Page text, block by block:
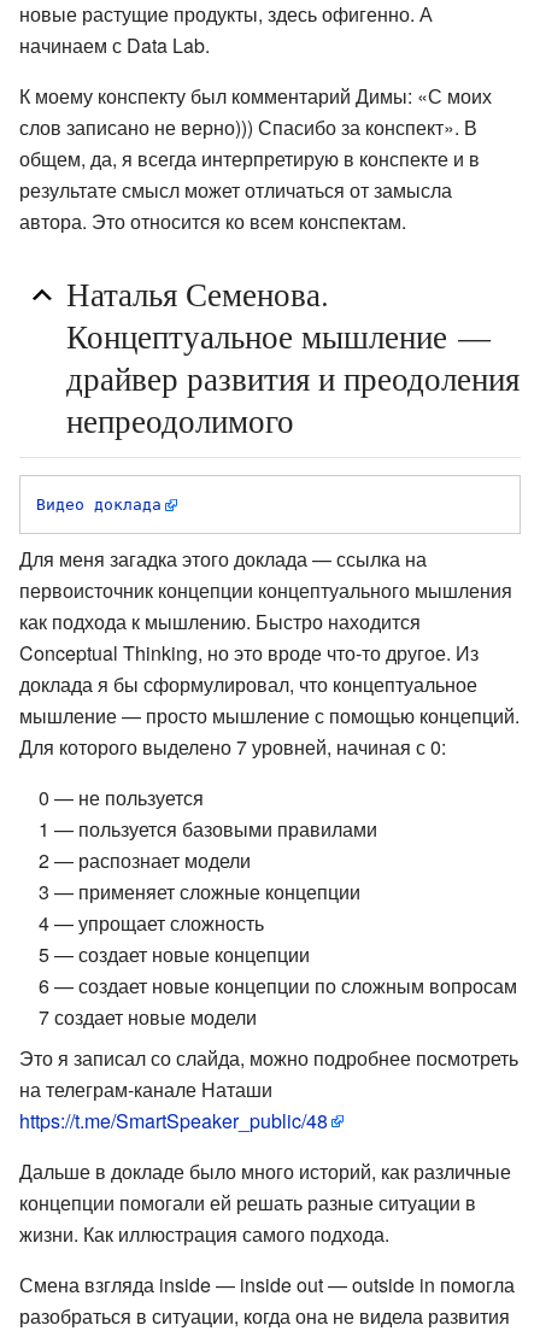
новые растущие продукты, здесь офигенно. А
начинаем с Data Lab.
К моему конспекту был комментарий Димы: «С моих
слов записано не верно))) Спасибо за конспект». В
общем, да, я всегда интерпретирую в конспекте и в
результате смысл может отличаться от замысла
автора. Это относится ко всем конспектам.
Наталья Семенова.
Концептуальное мышление —
драйвер развития и преодоления
непреодолимого
Видео доклада
Для меня загадка этого доклада — ссылка на
первоисточник концепции концептуального мышления
как подхода к мышлению. Быстро находится
Conceptual Thinking, но это вроде что-то другое. Из
доклада я бы сформулировал, что концептуальное
мышление — просто мышление с помощью концепций.
Для которого выделено 7 уровней, начиная с 0:
0 — не пользуется
1 — пользуется базовыми правилами
2 — распознает модели
3 — применяет сложные концепции
4 — упрощает сложность
5 — создает новые концепции
6 — создает новые концепции по сложным вопросам
7 создает новые модели
Это я записал со слайда, можно подробнее посмотреть
на телеграм-канале Наташи
https://t.me/SmartSpeaker_public/48
Дальше в докладе было много историй, как различные
концепции помогали ей решать разные ситуации в
жизни. Как иллюстрация самого подхода.
Смена взгляда inside — inside out — outside in помогла
разобраться в ситуации, когда она не видела развития